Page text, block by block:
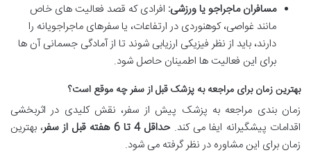
مسافران ماجراجو یا ورزشی: افرادی که قصد فعالیت های خاص
مانند غواصی، کوهنوردی در ارتفاعات، یا سفرهای ماجراجویانه را
دارند، باید از نظر فیزیکی ارزیابی شوند تا از آمادگی جسمانی آن ها
برای این فعالیت ها اطمینان حاصل شود.
بهترین زمان برای مراجعه به پزشک قبل از سفر چه موقع است؟
زمان بندی مراجعه به پزشک پیش از سفر، نقش کلیدی در اثربخشی
اقدامات پیشگیرانه ایفا می کند.حداقل 4 تا 6 هفته قبل از سفر
، بهترین
زمان برای این مشاوره در نظر گرفته می شود.